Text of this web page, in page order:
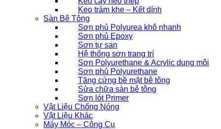
Keo trám khe – Kết dính
Sàn Bê Tông
Sơn phủ Polyurea khô nhanh
Sơn phủ Epoxy
Sơn tự san
Hệ thống sơn trang trí
Sơn Polyurethane & Acrylic dung môi
Sơn phủ Polyurethane
Tăng cứng bề mặt bê tông
Sửa chữa sàn bê tông
Sơn lót Primer
Vật Liệu Chống Nóng
Vật Liệu Khác
Máy Móc – Công Cụ